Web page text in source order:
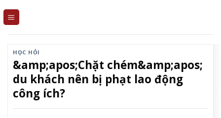
HỌC HỎI
&amp;apos;Chặt chém&amp;apos;
du khách nên bị phạt lao động
công ích?